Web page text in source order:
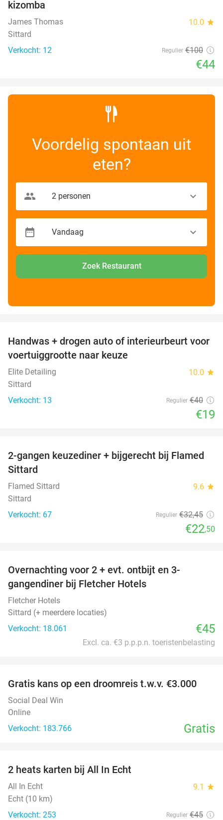
kizomba
James Thomas 10.0 star
Sittard
Verkocht: 12
Regulier €100
€44
Voordelig spontaan uit
eten?
Zoek Restaurant
53%
Handwas + drogen auto of interieurbeurt voor
voertuiggrootte naar keuze
Elite Detailing 10.0 star
Sittard
Verkocht: 13
Regulier €40
€19
31%
2-gangen keuzediner + bijgerecht bij Flamed
Sittard
Flamed Sittard 9.6 star
Sittard
Verkocht: 67
Regulier €32,45
€22,50
Overnachting voor 2 + evt. ontbijt en 3-
gangendiner bij Fletcher Hotels
Fletcher Hotels
Sittard (+ meerdere locaties)
Verkocht: 18.061
€45
Excl. ca. €3 p.p.p.n. toeristenbelasting
Gratis kans op een droomreis t.w.v. €3.000
Social Deal Win
Online
Verkocht: 183.766
Gratis
2 heats karten bij All In Echt
All In Echt 9.1 star
Echt (10 km)
Verkocht: 253
Regulier €45